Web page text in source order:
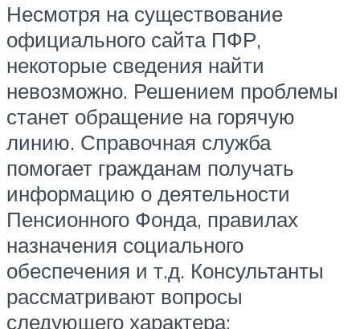
Несмотря на существование
официального сайта ПФР,
некоторые сведения найти
невозможно. Решением проблемы
станет обращение на горячую
линию. Справочная служба
помогает гражданам получать
информацию о деятельности
Пенсионного Фонда, правилах
назначения социального
обеспечения и т.д. Консультанты
рассматривают вопросы
следующего характера: